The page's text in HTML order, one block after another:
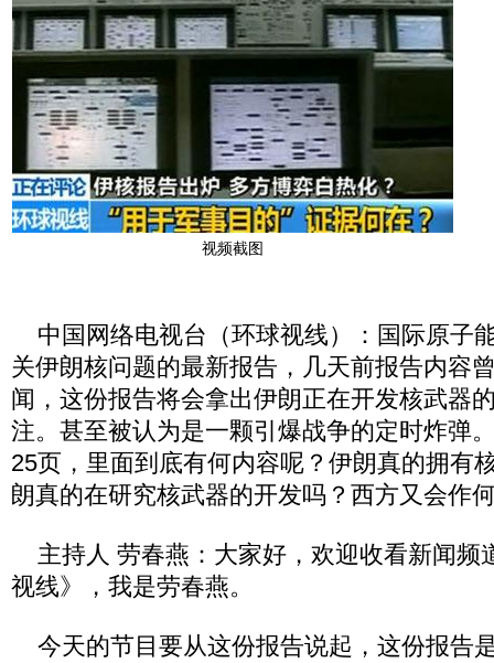
视频截图
中国网络电视台（环球视线）：国际原子
关伊朗核问题的最新报告，几天前报告内容
闻，这份报告将会拿出伊朗正在开发核武器
注。甚至被认为是一颗引爆战争的定时炸弹
25页，里面到底有何内容呢？伊朗真的拥有
朗真的在研究核武器的开发吗？西方又会作
主持人 劳春燕：大家好，欢迎收看新闻频
视线》，我是劳春燕。
今天的节目要从这份报告说起，这份报告